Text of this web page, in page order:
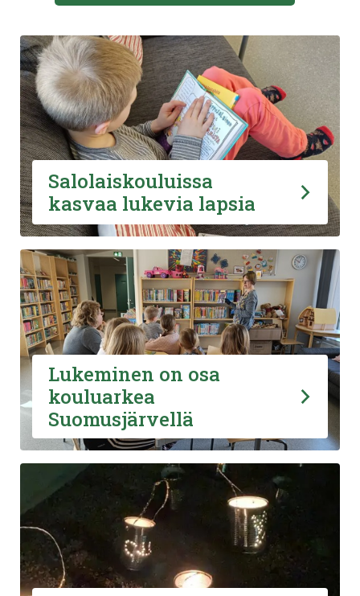
Salolaiskouluissa
kasvaa lukevia lapsia
Lukeminen on osa
kouluarkea
Suomusjärvellä